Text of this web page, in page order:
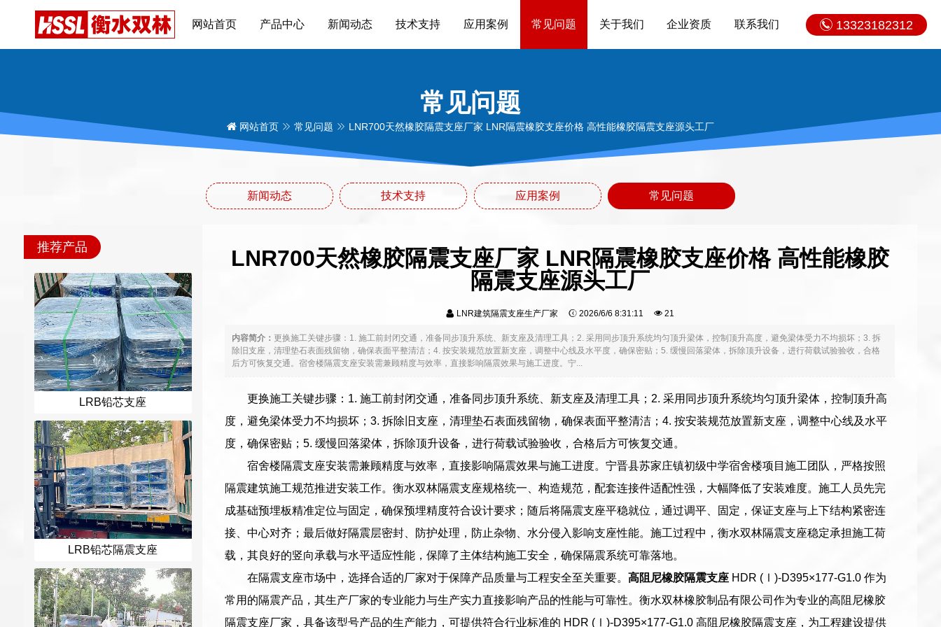
13323182312
网站首页 产品中心 新闻动态 技术支持 应用案例 常见问题 关于我们 企业资质 联系我们
常见问题
网站首页 常见问题 LNR700天然橡胶隔震支座厂家 LNR隔震橡胶支座价格 高性能橡胶隔震支座源头工厂
新闻动态 技术支持 应用案例 常见问题
推荐产品
LRB铅芯支座
LRB铅芯隔震支座
LNR700天然橡胶隔震支座厂家 LNR隔震橡胶支座价格 高性能橡胶
隔震支座源头工厂
LNR建筑隔震支座生产厂家 2026/6/6 8:31:11 21
内容简介： 更换施工关键步骤：1. 施工前封闭交通，准备同步顶升系统、新支座及清理工具；2. 采用同步顶升系统均匀顶升梁体，控制顶升高度，避免梁体受力不均损坏；3. 拆
除旧支座，清理垫石表面残留物，确保表面平整清洁；4. 按安装规范放置新支座，调整中心线及水平度，确保密贴；5. 缓慢回落梁体，拆除顶升设备，进行荷载试验验收，合格
后方可恢复交通。宿舍楼隔震支座安装需兼顾精度与效率，直接影响隔震效果与施工进度。宁...
更换施工关键步骤：1. 施工前封闭交通，准备同步顶升系统、新支座及清理工具；2. 采用同步顶升系统均匀顶升梁体，控制顶升高
度，避免梁体受力不均损坏；3. 拆除旧支座，清理垫石表面残留物，确保表面平整清洁；4. 按安装规范放置新支座，调整中心线及水平
度，确保密贴；5. 缓慢回落梁体，拆除顶升设备，进行荷载试验验收，合格后方可恢复交通。
宿舍楼隔震支座安装需兼顾精度与效率，直接影响隔震效果与施工进度。宁晋县苏家庄镇初级中学宿舍楼项目施工团队，严格按照
隔震建筑施工规范推进安装工作。衡水双林隔震支座规格统一、构造规范，配套连接件适配性强，大幅降低了安装难度。施工人员先完
成基础预埋板精准定位与固定，确保预埋精度符合设计要求；随后将隔震支座平稳就位，通过调平、固定，保证支座与上下结构紧密连
接、中心对齐；最后做好隔震层密封、防护处理，防止杂物、水分侵入影响支座性能。施工过程中，衡水双林隔震支座稳定承担施工荷
载，其良好的竖向承载与水平适应性能，保障了主体结构施工安全，确保隔震系统可靠落地。
在隔震支座市场中，选择合适的厂家对于保障产品质量与工程安全至关重要。 高阻尼橡胶隔震支座HDR (Ⅰ)-D395×177-G1.0 作为
常用的隔震产品，其生产厂家的专业能力与生产实力直接影响产品的性能与可靠性。衡水双林橡胶制品有限公司作为专业的高阻尼橡胶
隔震支座厂家，具备该型号产品的生产能力，可提供符合行业标准的 HDR (Ⅰ)-D395×177-G1.0 高阻尼橡胶隔震支座，为工程建设提供